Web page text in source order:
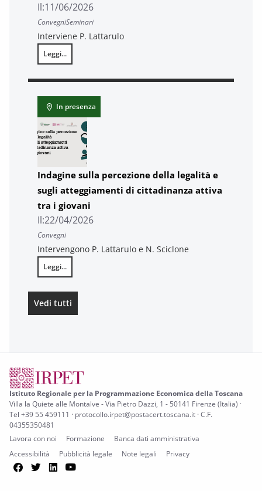
Il:11/06/2026
ConvegniSeminari
Interviene P. Lattarulo
Leggi...
I nuovi volti della mafia e l’economia illegale in Toscana
In presenza
Indagine sulla percezione della legalità e
sugli atteggiamenti di cittadinanza attiva
tra i giovani
Il:22/04/2026
Convegni
Intervengono P. Lattarulo e N. Sciclone
Leggi...
Indagine sulla percezione della legalità e sugli atteggiamenti di
Vedi tutti
gli eventi di Economia pubblica
Istituto Regionale per la Programmazione Economica della Toscana
Villa la Quiete alle Montalve - Via Pietro Dazzi, 1 - 50141 Firenze (Italia) ·
Tel +39 55 459111 · protocollo.irpet@postacert.toscana.it · C.F.
04355350481
Lavora con noi
Formazione
Banca dati amministrativa
Accessibilità
Pubblicità legale Note legali Privacy
Facebook
TwitterLinkedIn